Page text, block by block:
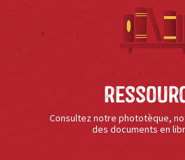
Consultez notre phototèque,
des documents en